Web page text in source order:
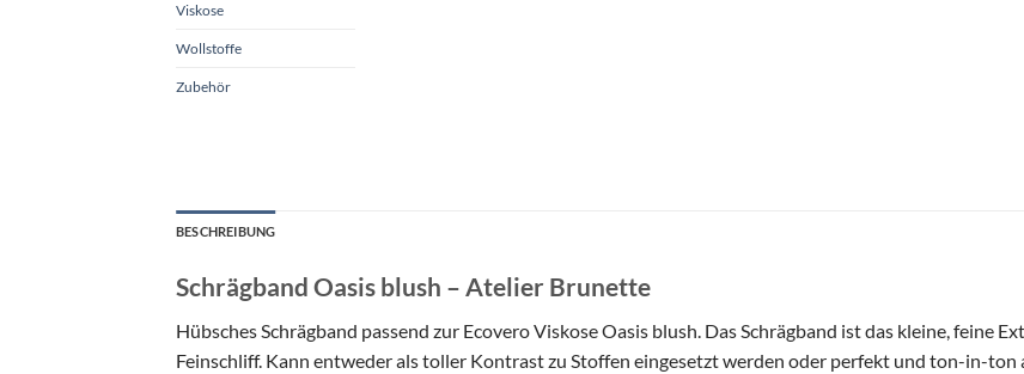
Viskose
Wollstoffe
Zubehör
BESCHREIBUNG
Schrägband Oasis blush – Atelier Brunette
Hübsches Schrägband passend zur Ecovero Viskose Oasis blush. Das Schrägband ist das kleine, feine
Feinschliff. Kann entweder als toller Kontrast zu Stoffen eingesetzt werden oder perfekt und ton-in-ton